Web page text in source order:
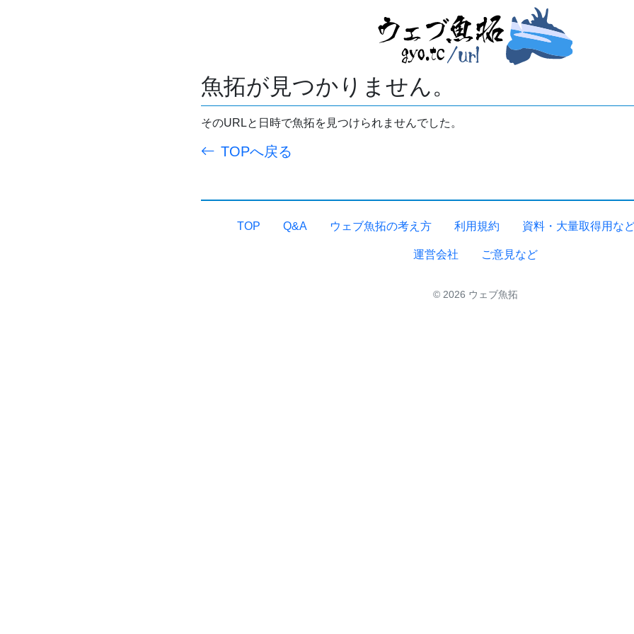
魚拓が見つかりません。
そのURLと日時で魚拓を見つけられませんでした。
TOPへ戻る
TOP Q&A ウェブ魚拓の考え方 利用規約 資料・大量取得用な
運営会社 ご意見など
© 2026 ウェブ魚拓